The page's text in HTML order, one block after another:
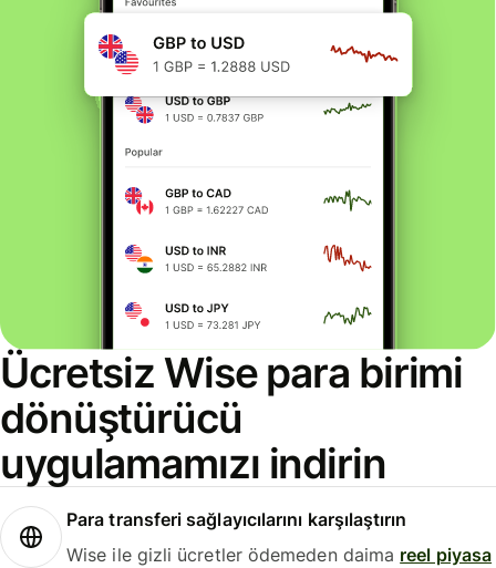
Ücretsiz Wise para birimi
dönüştürücü
uygulamamızı indirin
Para transferi sağlayıcılarını karşılaştırın
Wise ile gizli ücretler ödemeden daima reel piyasa